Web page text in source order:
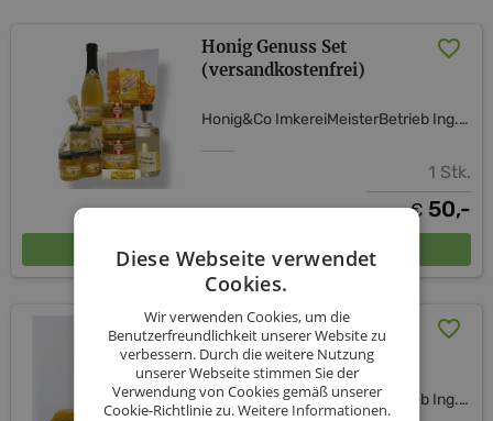
Honig Genuss Set
(versandkostenfrei)
Honig&Co ImkereiMeisterBetrieb Ing. Verena Hagelkruys
1 Stk.
€ 50,-
In den Warenkorb
Honig/Propolis Self Care
Set (inkl. Versand AT)
Honig&Co ImkereiMeisterBetrieb Ing. Verena Hagelkruys
Diese Webseite verwendet
Cookies.
Wir verwenden Cookies, um die
Benutzerfreundlichkeit unserer Website zu
verbessern. Durch die weitere Nutzung
unserer Webseite stimmen Sie der
Verwendung von Cookies gemäß unserer
Cookie-Richtlinie zu.Weitere Informationen.